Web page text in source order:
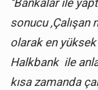
‘’Bankalar ile
sonucu ,Çalışan
olarak en
Halkbank ile
kısa zamanda